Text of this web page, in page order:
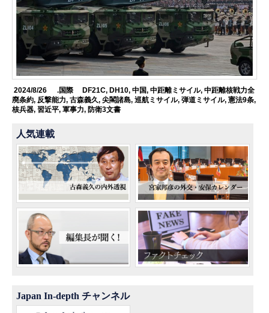
2024/8/26 .国際 DF21C, DH10, 中国, 中距離ミサイル, 中距離核戦力全
廃条約, 反撃能力,古森義久,尖閣諸島,巡航ミサイル,弾道ミサイル,憲法9条,
核兵器,習近平,軍事力, 防衛3文書
人気連載
Japan In-depth チャンネル